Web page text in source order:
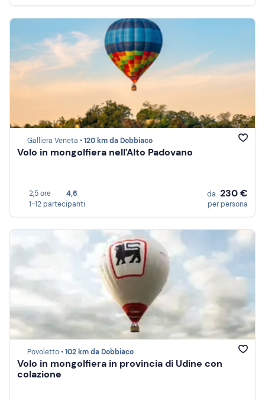
Galliera Veneta •120 km da Dobbiaco
Volo in mongolfiera nell'Alto Padovano
2,5 ore
4,6
1-12 partecipanti
da 230 €
per persona
Povoletto •102 km da Dobbiaco
Volo in mongolfiera in provincia di Udine con
colazione